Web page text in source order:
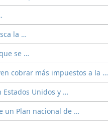
la …
se …
cobrar más impuestos a la …
Estados Unidos y …
un Plan nacional de …